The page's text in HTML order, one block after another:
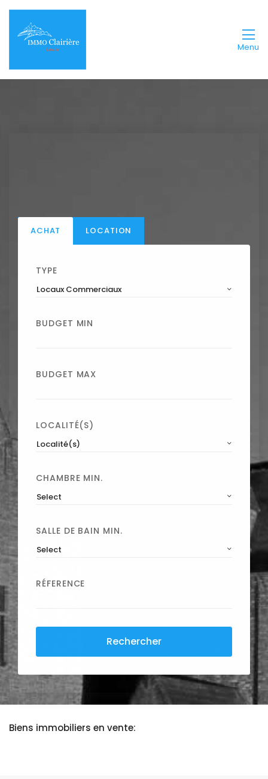
Menu
ACHAT LOCATION
TYPE
Locaux Commerciaux
BUDGET MIN
BUDGET MAX
LOCALITÉ(S)
Localité(s)
CHAMBRE MIN.
Select
SALLE DE BAIN MIN.
Select
RÉFERENCE
Rechercher
Biens immobiliers en vente: